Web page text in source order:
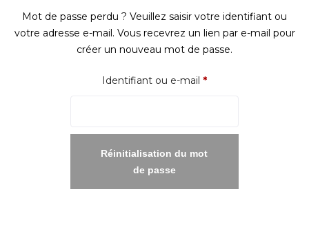
Mot de passe perdu ? Veuillez saisir votre identifiant ou
votre adresse e-mail. Vous recevrez un lien par e-mail pour
créer un nouveau mot de passe.
Identifiant ou e-mail *Obligatoire
Réinitialisation du mot
de passe